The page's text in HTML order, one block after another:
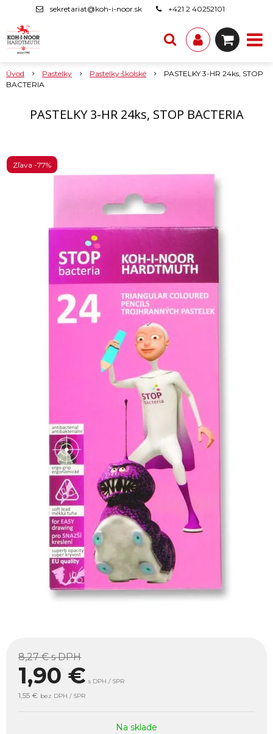
sekretariat@koh-i-noor.sk +421 2 40252101
Úvod Pastelky Pastelky školské
PASTELKY 3-HR 24ks, STOP
BACTERIA
PASTELKY 3-HR 24ks, STOP BACTERIA
Zľava -77%
8,27 €s DPH
1,90 € s DPH / SPR
1,55 € bez DPH / SPR
Na sklade